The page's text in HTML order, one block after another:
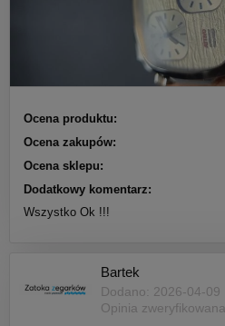
Ocena produktu:
Ocena zakupów:
Ocena sklepu:
Dodatkowy komentarz:
Wszystko Ok !!!
Bartek
Dodano: 2026-04-09
Opinia zweryfikowana